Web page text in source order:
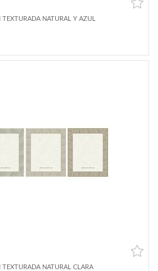
NATURAL Y AZUL
TEXTURADA NATURAL CLARA